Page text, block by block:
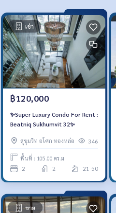
เช่า
฿120,000
✨Super Luxury Condo For Rent :
Beatniq Sukhumvit 32✨
สุขุมวิท อโศก ทองหล่อ 346
พื้นที่ : 105.00 ตร.ม.
2 2 21-50
ขาย